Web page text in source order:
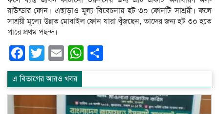
রাউন্ডার ফোন। এছাড়াও মূল্য বিবেচনায় হট ৩০ ফোনটি সাশ্রয়ী। ফলে
সাশ্রয়ী মূল্যে উন্নত মোবাইল ফোন যারা খুঁজছেন, তাদের জন্য হট ৩০ হতে
পারে প্রথম পছন্দ।
Facebook
Twitter
EmailWhatsApp
এ বিভাগের আরও খবর